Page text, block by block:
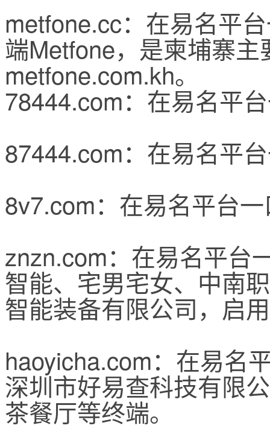
metfone.cc：在易名平
端Metfone，是柬埔寨
metfone.com.kh。
78444.com：在易名平
87444.com：在易名平
8v7.com：在易名平台
znzn.com：在易名平台
智能、宅男宅女、中南
智能装备有限公司，启
haoyicha.com：在易名
深圳市好易查科技有限
茶餐厅等终端。